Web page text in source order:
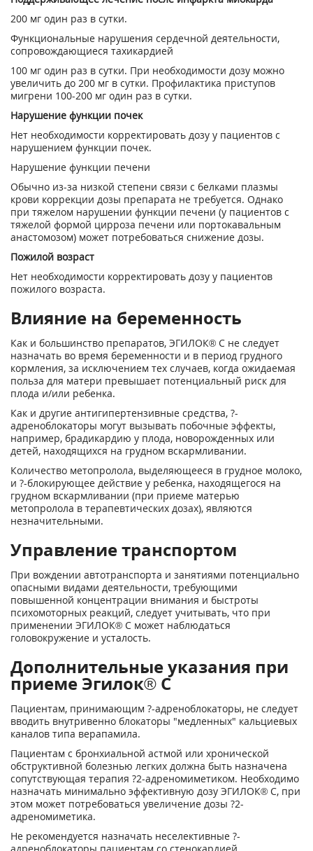
200 мг один раз в сутки.
Функциональные нарушения сердечной деятельности,
сопровождающиеся тахикардией
100 мг один раз в сутки. При необходимости дозу можно
увеличить до 200 мг в сутки. Профилактика приступов
мигрени 100-200 мг один раз в сутки.
Нарушение функции почек
Нет необходимости корректировать дозу у пациентов с
нарушением функции почек.
Нарушение функции печени
Обычно из-за низкой степени связи с белками плазмы
крови коррекции дозы препарата не требуется. Однако
при тяжелом нарушении функции печени (у пациентов с
тяжелой формой цирроза печени или портокавальным
анастомозом) может потребоваться снижение дозы.
Пожилой возраст
Нет необходимости корректировать дозу у пациентов
пожилого возраста.
Влияние на беременность
Как и большинство препаратов, ЭГИЛОК® С не следует
назначать во время беременности и в период грудного
кормления, за исключением тех случаев, когда ожидаемая
польза для матери превышает потенциальный риск для
плода и/или ребенка.
Как и другие антигипертензивные средства, ?-
адреноблокаторы могут вызывать побочные эффекты,
например, брадикардию у плода, новорожденных или
детей, находящихся на грудном вскармливании.
Количество метопролола, выделяющееся в грудное молоко,
и ?-блокирующее действие у ребенка, находящегося на
грудном вскармливании (при приеме матерью
метопролола в терапевтических дозах), являются
незначительными.
Управление транспортом
При вождении автотранспорта и занятиями потенциально
опасными видами деятельности, требующими
повышенной концентрации внимания и быстроты
психомоторных реакций, следует учитывать, что при
применении ЭГИЛОК® С может наблюдаться
головокружение и усталость.
Дополнительные указания при
приеме Эгилок® С
Пациентам, принимающим ?-адреноблокаторы, не следует
вводить внутривенно блокаторы "медленных" кальциевых
каналов типа верапамила.
Пациентам с бронхиальной астмой или хронической
обструктивной болезнью легких должна быть назначена
сопутствующая терапия ?2-адреномиметиком. Необходимо
назначать минимально эффективную дозу ЭГИЛОК® С, при
этом может потребоваться увеличение дозы ?2-
адреномиметика.
Не рекомендуется назначать неселективные ?-